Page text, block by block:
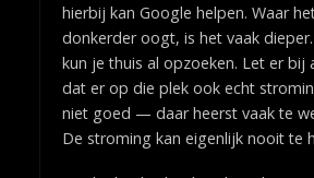
hierbij kan Google helpen. Waar
donkerder oogt, is het vaak
kun je thuis al opzoeken. Let er bij
dat er op die plek ook echt
niet goed — daar heerst vaak te
De stroming kan eigenlijk nooit te